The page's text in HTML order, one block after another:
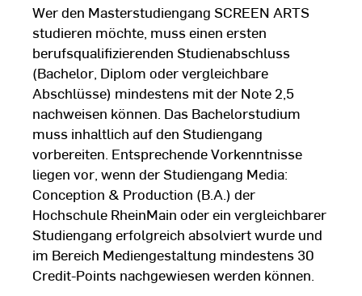
Wer den Masterstudiengang SCREEN ARTS
studieren möchte, muss einen ersten
berufsqualifizierenden Studienabschluss
(Bachelor, Diplom oder vergleichbare
Abschlüsse) mindestens mit der Note 2,5
nachweisen können. Das Bachelorstudium
muss inhaltlich auf den Studiengang
vorbereiten. Entsprechende Vorkenntnisse
liegen vor, wenn der Studiengang Media:
Conception & Production (B.A.) der
Hochschule RheinMain oder ein vergleichbarer
Studiengang erfolgreich absolviert wurde und
im Bereich Mediengestaltung mindestens 30
Credit-Points nachgewiesen werden können.